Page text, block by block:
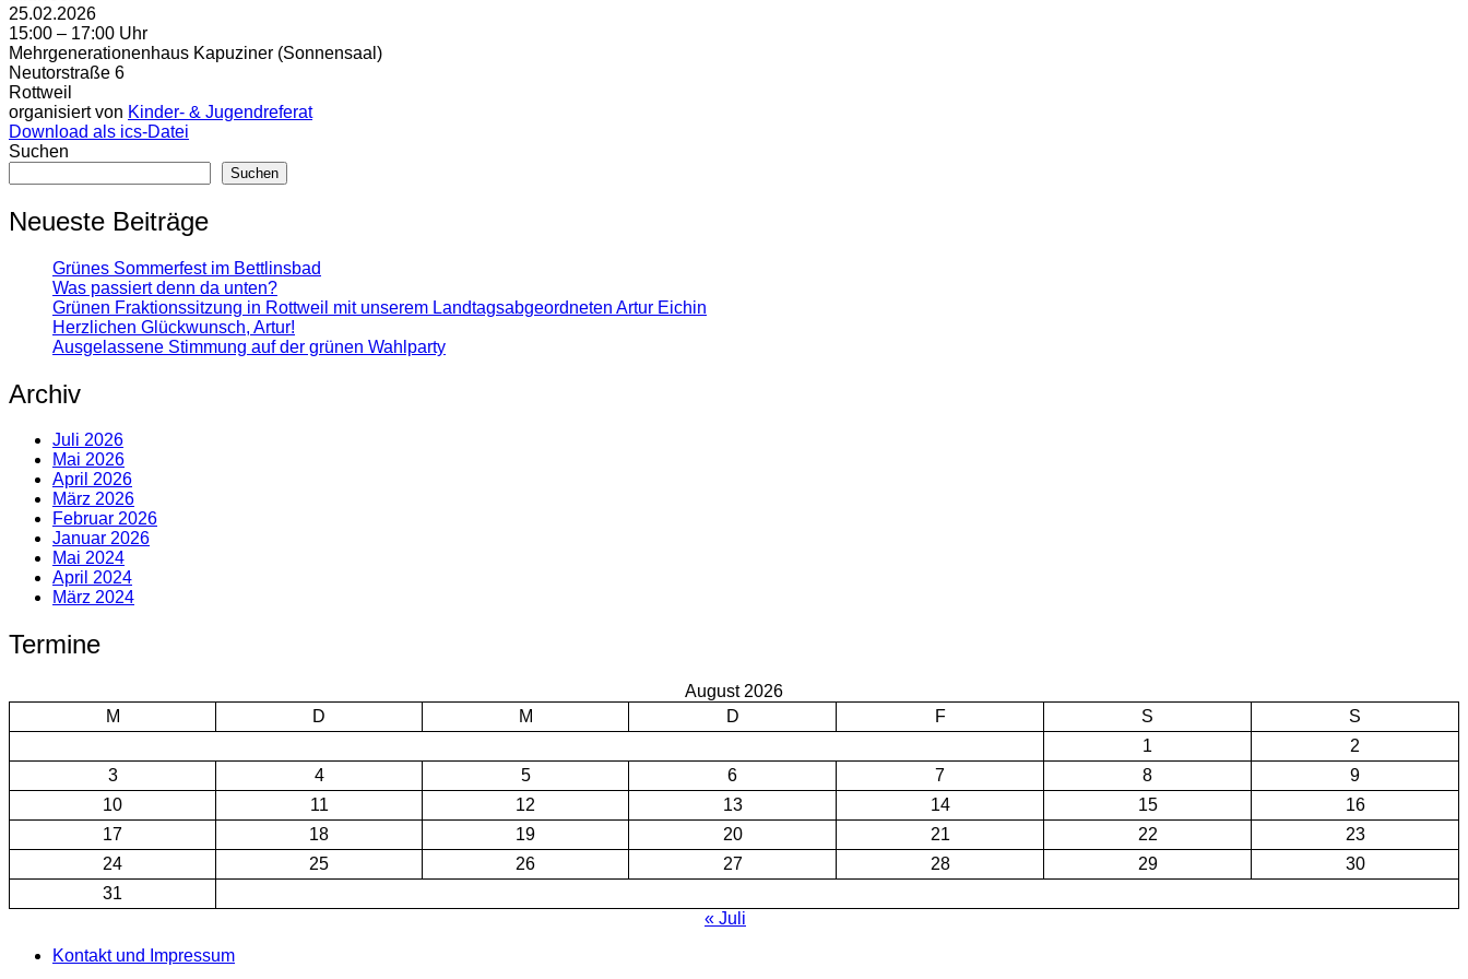
25.02.2026
15:00 – 17:00 Uhr
Mehrgenerationenhaus Kapuziner (Sonnensaal)
Neutorstraße 6
Rottweil
organisiert von Kinder- & Jugendreferat
Download als ics-Datei
Suchen
Suchen
Neueste Beiträge
Grünes Sommerfest im Bettlinsbad
Was passiert denn da unten?
Grünen Fraktionssitzung in Rottweil mit unserem Landtagsabgeordneten Artur Eichin
Herzlichen Glückwunsch, Artur!
Ausgelassene Stimmung auf der grünen Wahlparty
Archiv
Juli 2026
Mai 2026
April 2026
März 2026
Februar 2026
Januar 2026
Mai 2024
April 2024
März 2024
Termine
August 2026
M
D M D F S
S
1
2
3
4 5 6 7 8
9
10
11 12 13 14 15
16
17
18 19 20 21 22
23
24
25 26 27 28 29
30
31
« Juli
Kontakt und Impressum